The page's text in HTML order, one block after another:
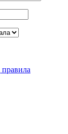
правила